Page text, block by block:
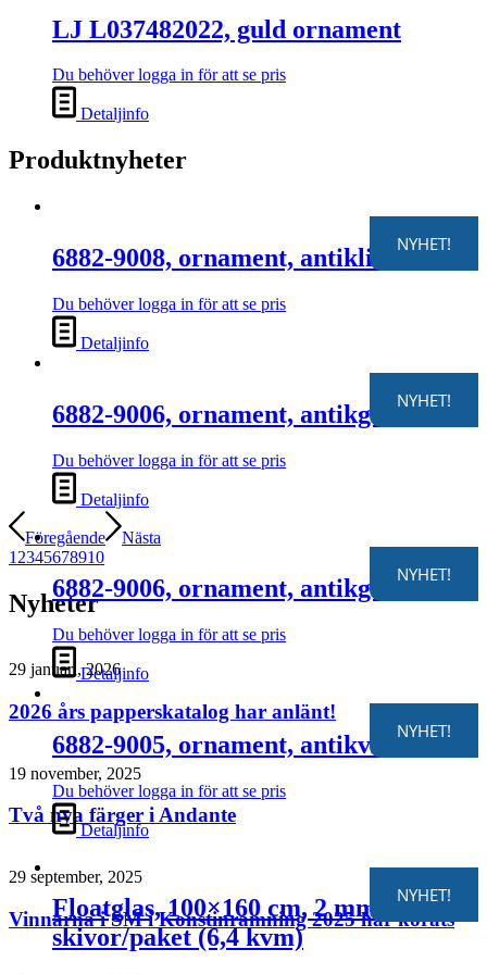
LJ L037482022, guld ornament
Du behöver logga in för att se pris
Detaljinfo
Produktnyheter
NYHET!
6882-9008, ornament, antiklila
Du behöver logga in för att se pris
Detaljinfo
NYHET!
6882-9006, ornament, antikgrå
Du behöver logga in för att se pris
Detaljinfo
NYHET!
6882-9006, ornament, antikgrön
Du behöver logga in för att se pris
Detaljinfo
NYHET!
6882-9005, ornament, antikvit
Du behöver logga in för att se pris
Detaljinfo
NYHET!
Floatglas, 100×160 cm, 2 mm, 4
skivor/paket (6,4 kvm)
Föregående
Nästa
1 2345678910
Nyheter
29 januari, 2026
2026 års papperskatalog har anlänt!
19 november, 2025
Två nya färger i Andante
29 september, 2025
Vinnarna i SM i Konstinramning 2025 har korats